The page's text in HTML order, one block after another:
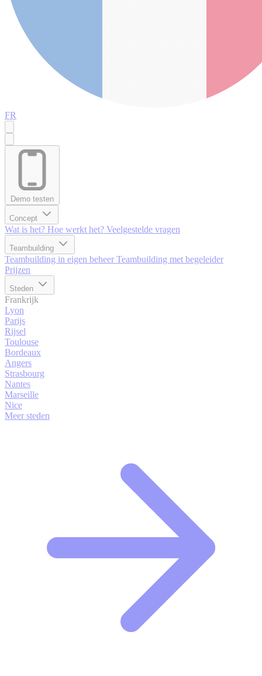
FR
Demo testen
Concept
Wat is het? Hoe werkt het? Veelgestelde vragen
Teambuilding
Teambuilding in eigen beheer Teambuilding met begeleider
Prijzen
Steden
Frankrijk
Lyon
Parijs
Rijsel
Toulouse
Bordeaux
Angers
Strasbourg
Nantes
Marseille
Nice
Meer steden